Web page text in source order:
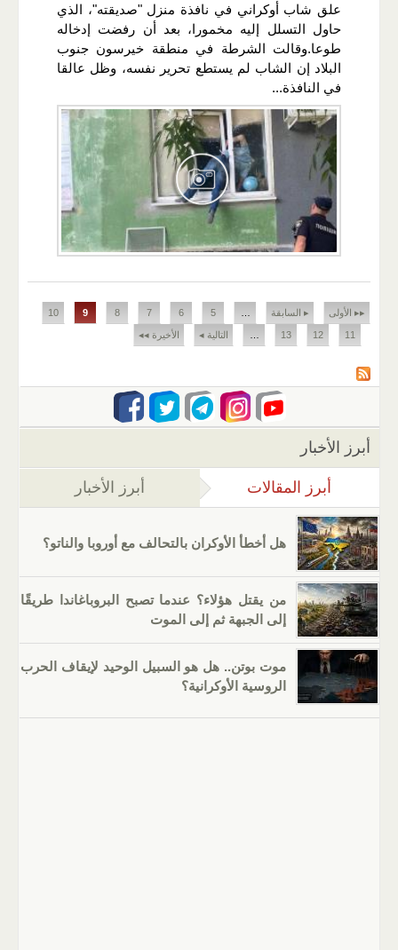
علق شاب أوكراني في نافذة منزل "صديقته"، الذي
حاول التسلل إليه مخمورا، بعد أن رفضت إدخاله
طوعا.وقالت الشرطة في منطقة خيرسون جنوب
البلاد إن الشاب لم يستطع تحرير نفسه، وظل عالقا
في النافذة...
الصفحات
▸▸ الأولى ▸ السابقة 5
6
7
8
9
10
11
12
13 التالية ◂ الأخيرة ◂◂
أبرز الأخبار
أبرز المقالات (علامة التبويب النشطة)
أبرز الأخبار
هل أخطأ الأوكران بالتحالف مع أوروبا والناتو؟
من يقتل هؤلاء؟ عندما تصبح البروباغاندا طريقًا
إلى الجبهة ثم إلى الموت
موت بوتن.. هل هو السبيل الوحيد لإيقاف الحرب
الروسية الأوكرانية؟